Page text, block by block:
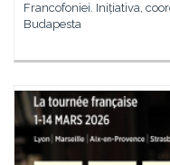
Francofoniei. Inițiativa,
Budapesta